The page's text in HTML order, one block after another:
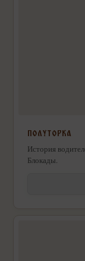
ПОЛУТОРКА
История
Блокады.